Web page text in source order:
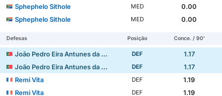
Sphephelo Sithole
MED
0.00
Sphephelo Sithole
MED 0.00
Defesas Posição Conce. / 90'
João Pedro Eira Antunes da Silva DEF
1.17
João Pedro Eira Antunes da Silva
DEF
1.17
Remi Vita
DEF
1.19
Remi Vita
DEF
1.19